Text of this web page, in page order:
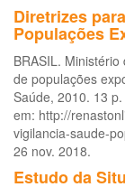
Diretrizes
Populações
BRASIL.
de populações
Saúde, 2010. 13
em: http://
vigilancia-saude-
26 nov. 2018.
Estudo da